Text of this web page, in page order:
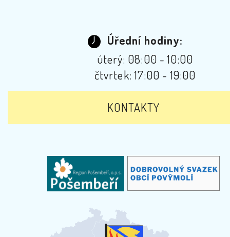
Úřední hodiny:
úterý: 08:00 - 10:00
čtvrtek: 17:00 - 19:00
KONTAKTY